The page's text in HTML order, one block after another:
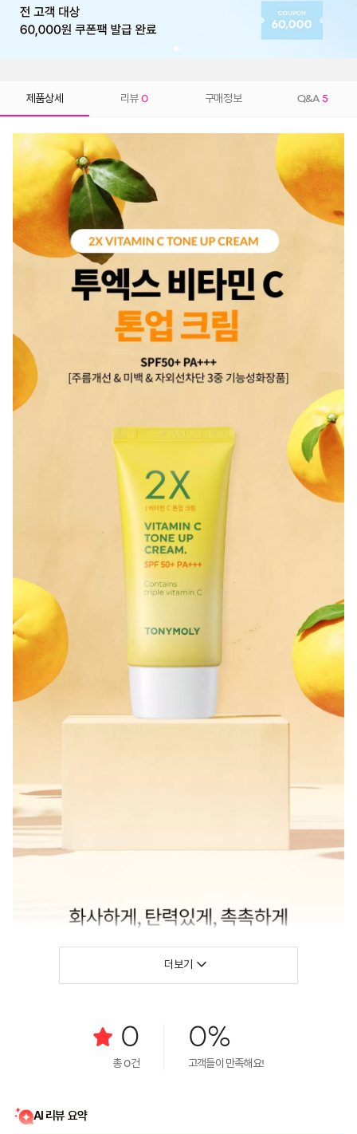
제품상세 리뷰 0 구매정보 Q&A 5
더보기
0
총0건
0%
고객들이 만족해요!
AI 리뷰 요약